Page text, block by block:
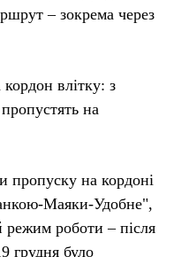
– зокрема через
влітку: з
на
пропуску на кордоні
Маяки-Удобне",
роботи – після
грудня було